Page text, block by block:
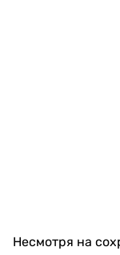
Несмотря на